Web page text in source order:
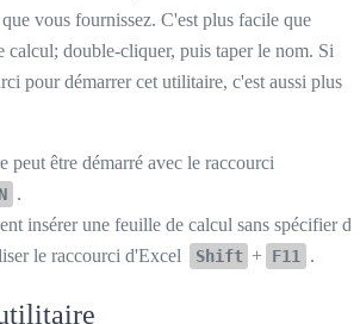
vous fournissez. C'est plus facile que
calcul; double-cliquer, puis taper le nom. Si
pour démarrer cet utilitaire, c'est aussi plus
peut être démarré avec le raccourci
N .
insérer une feuille de calcul sans spécifier de
le raccourci d'Excel
Shift + F11 .